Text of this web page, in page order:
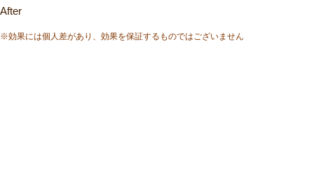
After
※効果には個人差があり、効果を保証するものではございません